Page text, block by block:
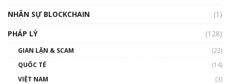
01:32:59
gió ấm
NHÂN SỰ BLOCKCHAIN
(1)
PHÁP LÝ
(128)
GIAN LẬN & SCAM
(23)
QUỐC TẾ
(14)
VIỆT NAM
(3)